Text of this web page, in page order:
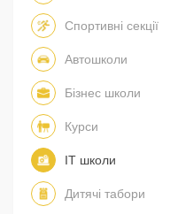
Спортивні секції
Автошколи
Бізнес школи
Курси
IT школи
Дитячі табори